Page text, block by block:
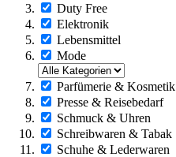
Duty Free
Elektronik
Lebensmittel
Mode
Parfümerie & Kosmetik
Presse & Reisebedarf
Schmuck & Uhren
Schreibwaren & Tabak
Schuhe & Lederwaren